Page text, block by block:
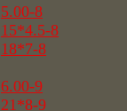
5.00-8
15*4.5-8
18*7-8
6.00-9
21*8-9